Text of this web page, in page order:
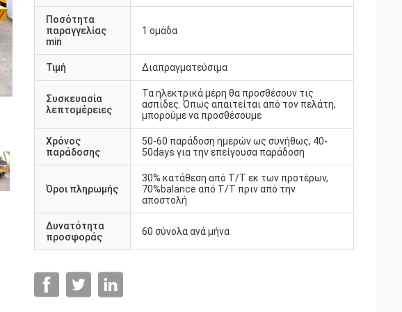
Ποσότητα
παραγγελίας
min
1 ομάδα
Τιμή Διαπραγματεύσιμα
Συσκευασία
λεπτομέρειες
Τα ηλεκτρικά μέρη θα προσθέσουν τις
ασπίδες. Όπως απαιτείται από τον πελάτη,
μπορούμε να προσθέσουμε
Χρόνος
παράδοσης
50-60 παράδοση ημερών ως συνήθως, 40-
50days για την επείγουσα παράδοση
Όροι πληρωμής
30% κατάθεση από T/T εκ των προτέρων,
70%balance από T/T πριν από την
αποστολή
Δυνατότητα
προσφοράς
60 σύνολα ανά μήνα